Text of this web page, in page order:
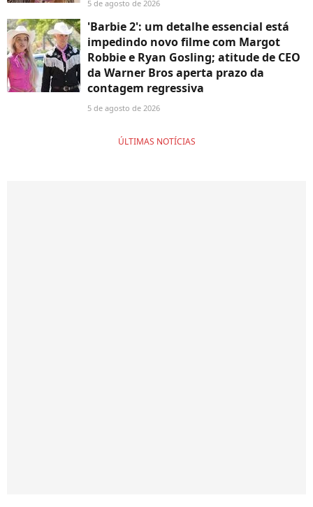
5 de agosto de 2026
'Barbie 2': um detalhe essencial está
impedindo novo filme com Margot
Robbie e Ryan Gosling; atitude de CEO
da Warner Bros aperta prazo da
contagem regressiva
5 de agosto de 2026
ÚLTIMAS NOTÍCIAS